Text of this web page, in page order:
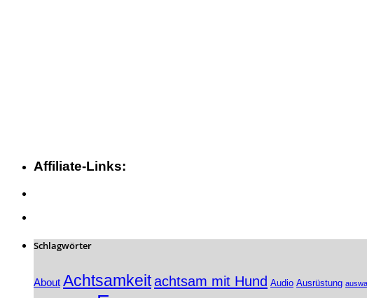
Affiliate-Links:
Schlagwörter
About Achtsamkeitachtsam mit Hund Audio Ausrüstung